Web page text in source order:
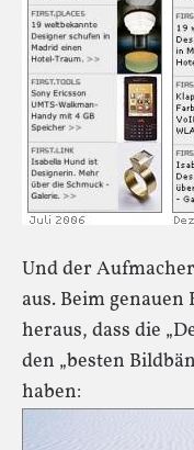
Und der
aus. Beim
heraus, dass die
den „besten
haben: